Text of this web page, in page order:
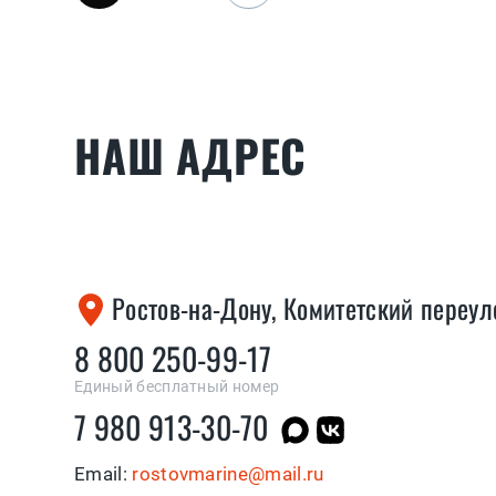
НАШ АДРЕС
Ростов-на-Дону, Комитетский
8 800 250-99-17
Единый бесплатный номер
7 980 913-30-70
Email: rostovmarine@mail.ru